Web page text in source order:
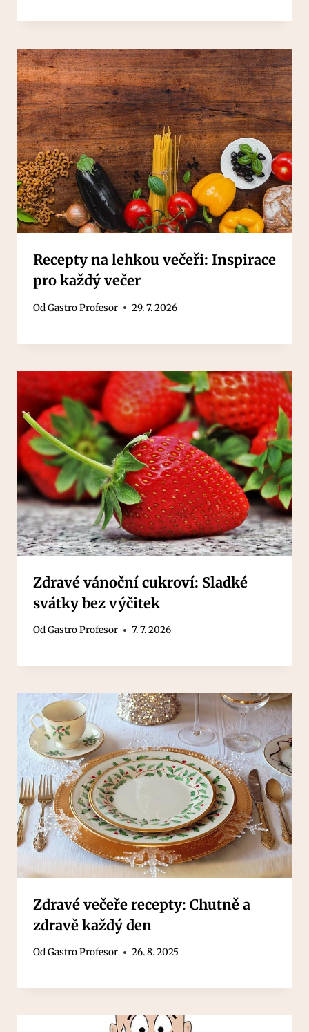
Recepty na lehkou večeři: Inspirace
pro každý večer
OdGastro Profesor 29. 7. 2026
Zdravé vánoční cukroví: Sladké
svátky bez výčitek
OdGastro Profesor 7. 7. 2026
Zdravé večeře recepty: Chutně a
zdravě každý den
OdGastro Profesor 26. 8. 2025